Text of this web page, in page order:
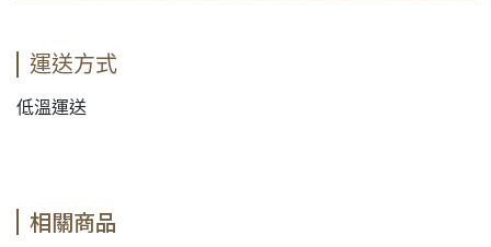
運送方式
低溫運送
相關商品